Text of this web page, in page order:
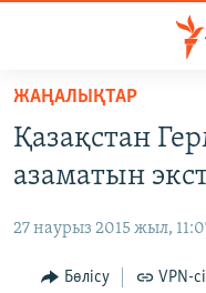
Skip
main
content
to
Navigation
САЯСАТ
ҚАҢТАР ОҚИҒАСЫ
АДАМ ҚҰҚЫҚТАРЫ
ЖАҢАЛЫҚТАР
Қазақстан
азаматын
27 наурыз 2015 жыл,
Бөлісу VPN-